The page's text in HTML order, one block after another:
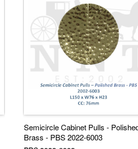
Semicircle Cabinet Pulls -
Brass - PBS 2022-6003